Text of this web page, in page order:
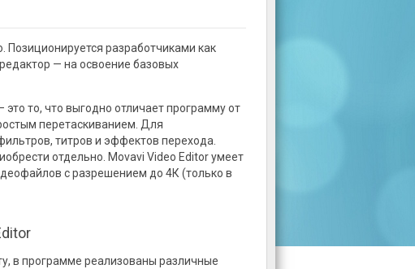
разработчиками как
— на освоение базовых
то, что выгодно отличает программу от
перетаскиванием. Для
титров и эффектов перехода.
отдельно. Movavi Video Editor умеет
с разрешением до 4К (только в
в программе реализованы различные